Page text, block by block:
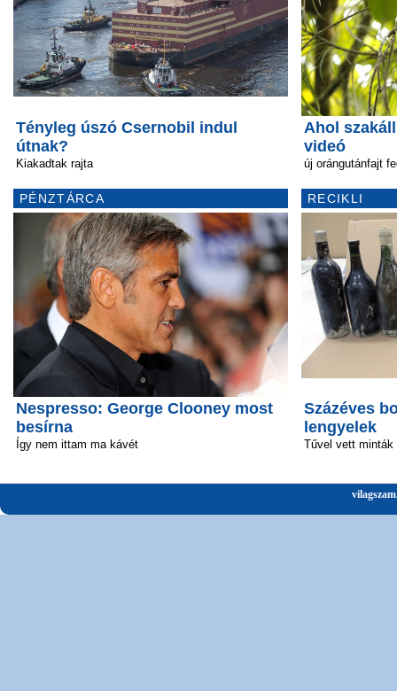
Tényleg úszó Csernobil indul
útnak?
Kiakadtak rajta
PÉNZTÁRCA
Nespresso: George Clooney most
besírna
Így nem ittam ma kávét
Ahol
videó
új orángutánfajt
RECIKLI
Százéves
lengyelek
Tűvel vett minták